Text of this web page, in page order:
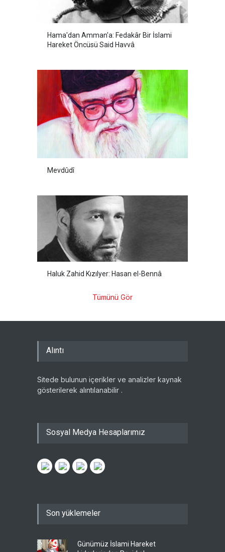
Hama'dan Amman'a: Fedakâr Bir İslami
Hareket Öncüsü Said Havvâ
Mevdûdî
Haluk Zahid Kızılyer: Hasan el-Bennâ
Tümünü Gör
Alıntı
Sitede bulunun içerikler ve analizler kaynak
gösterilerek alıntılanabilir .
Sosyal Medya Hesaplarımız
Son yüklemeler
Günümüz İslami Hareket